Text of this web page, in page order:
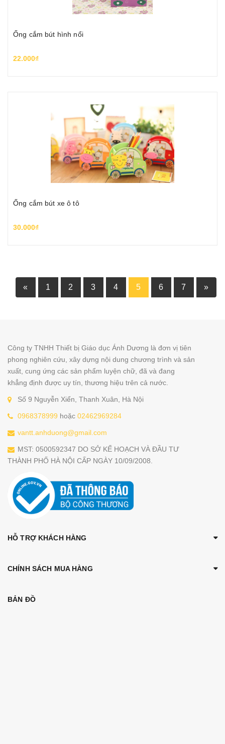
Ống cắm bút hình nổi
22.000₫
Ống cắm bút xe ô tô
30.000₫
« 1 2 3 4 5 6 7 »
Công ty TNHH Thiết bị Giáo dục Ánh Dương là đơn vị tiên
phong nghiên cứu, xây dựng nội dung chương trình và sản
xuất, cung ứng các sản phẩm luyện chữ, đã và đang
khẳng định được uy tín, thương hiệu trên cả nước.
Số 9 Nguyễn Xiển, Thanh Xuân, Hà Nội
0968378999 hoặc 02462969284
vantt.anhduong@gmail.com
MST: 0500592347 DO SỞ KẾ HOẠCH VÀ ĐẦU TƯ
THÀNH PHỐ HÀ NỘI CẤP NGÀY 10/09/2008.
HỖ TRỢ KHÁCH HÀNG
CHÍNH SÁCH MUA HÀNG
BẢN ĐỒ